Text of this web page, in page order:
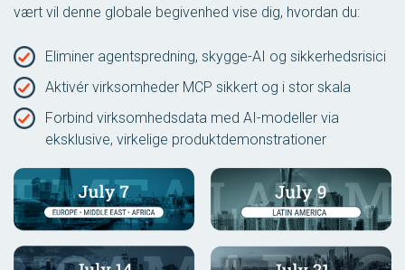
vært vil denne globale begivenhed vise dig, hvordan du:
Eliminer agentspredning, skygge-AI og sikkerhedsrisici
Aktivér virksomheder MCP sikkert og i stor skala
Forbind virksomhedsdata med AI-modeller via
eksklusive, virkelige produktdemonstrationer